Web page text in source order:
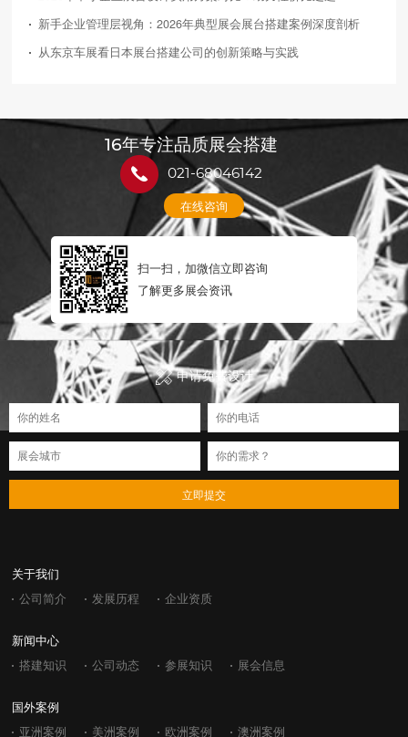
新手企业管理层视角：2026年典型展会展台搭建案例深度剖析
从东京车展看日本展台搭建公司的创新策略与实践
16年专注品质展会搭建
021-68046142
在线咨询
扫一扫，加微信立即咨询
了解更多展会资讯
申请免费设计
立即提交
关于我们
公司简介 发展历程 企业资质
新闻中心
搭建知识 公司动态 参展知识 展会信息
国外案例
亚洲案例 美洲案例 欧洲案例 澳洲案例